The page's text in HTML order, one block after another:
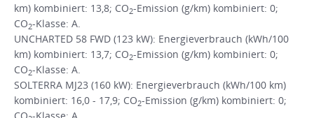
km) kombiniert: 13,8; CO2-Emission (g/km) kombiniert: 0;
CO2-Klasse: A.
UNCHARTED 58 FWD (123 kW): Energieverbrauch (kWh/100
km) kombiniert: 13,7; CO2-Emission (g/km) kombiniert: 0;
CO2-Klasse: A.
SOLTERRA MJ23 (160 kW): Energieverbrauch (kWh/100 km)
kombiniert: 16,0 - 17,9; CO2-Emission (g/km) kombiniert: 0;